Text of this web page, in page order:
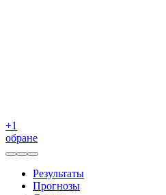
+1
обране
Результаты
Прогнозы